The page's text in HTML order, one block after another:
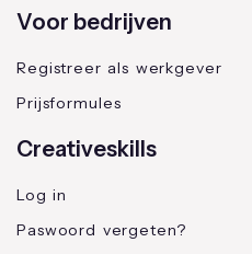
Voor bedrijven
Registreer als werkgever
Prijsformules
Creativeskills
Log in
Paswoord vergeten?